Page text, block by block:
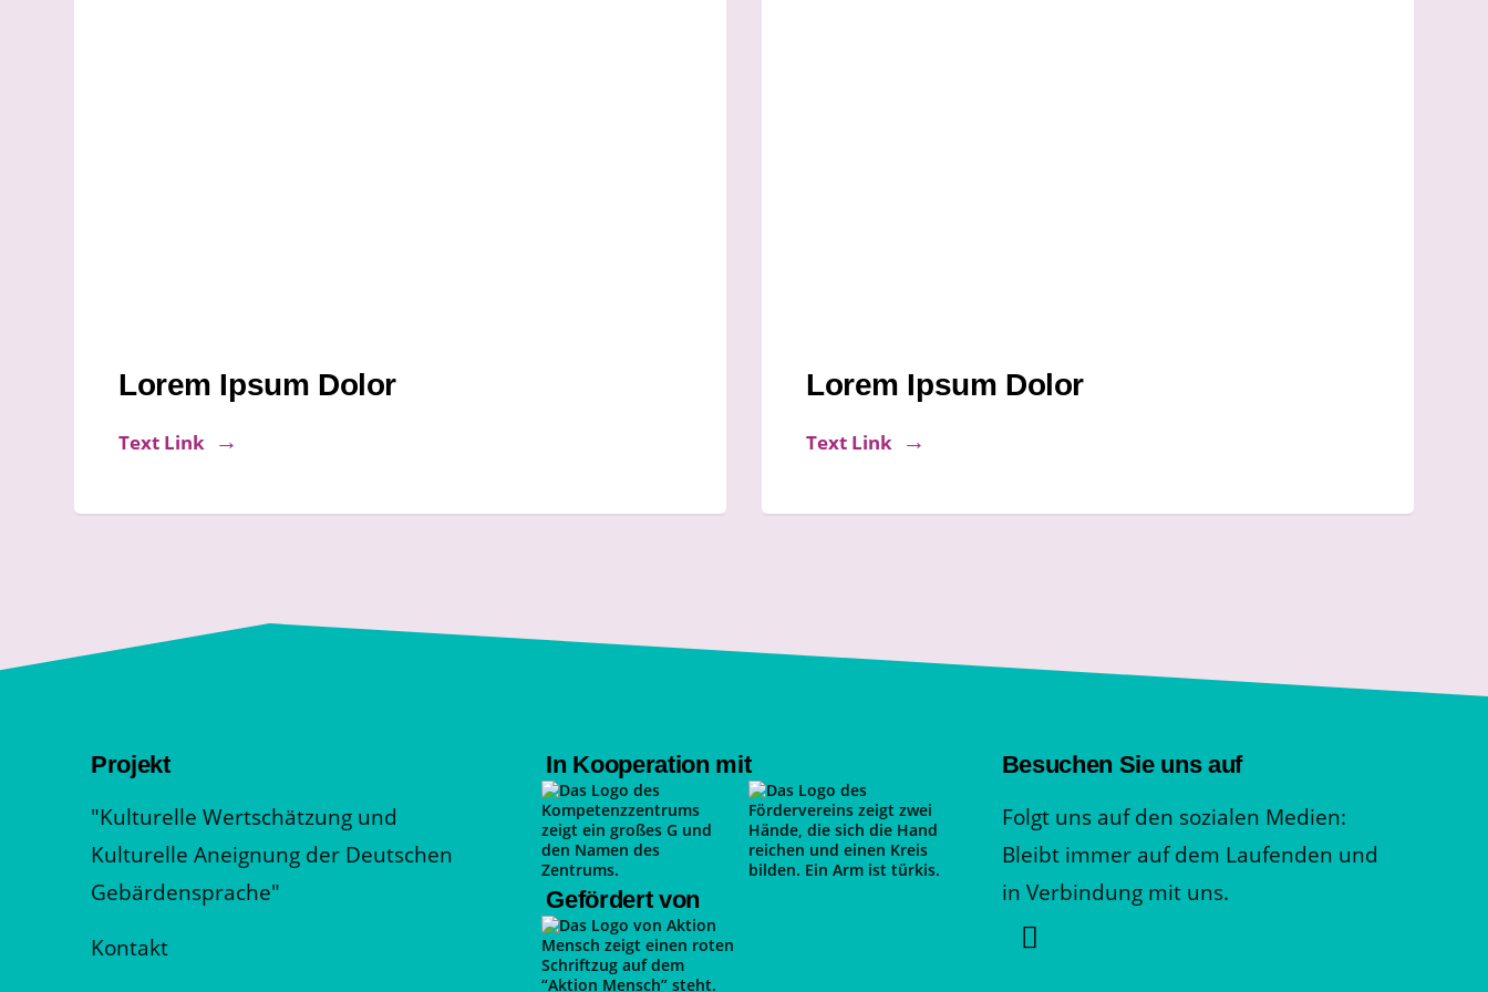
Lorem Ipsum Dolor
Text Link
Lorem Ipsum Dolor
Text Link
Projekt
"Kulturelle Wertschätzung und
Kulturelle Aneignung der Deutschen
Gebärdensprache"
Kontakt
In Kooperation mit
Gefördert von
Besuchen Sie uns auf
Folgt uns auf den sozialen Medien:
Bleibt immer auf dem Laufenden und
in Verbindung mit uns.